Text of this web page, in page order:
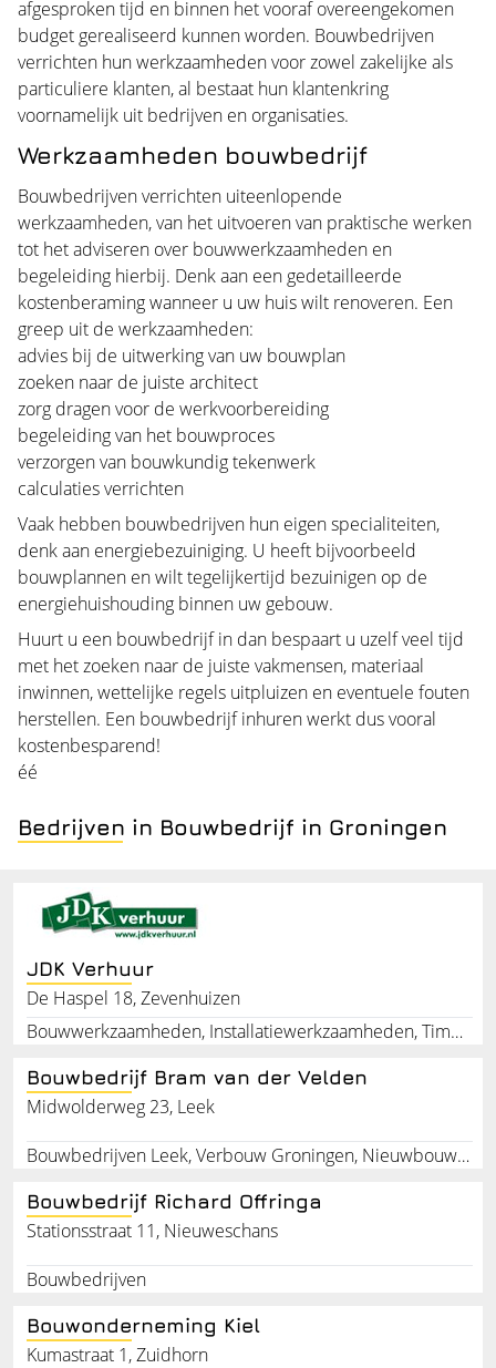
afgesproken tijd en binnen het vooraf overeengekomen
budget gerealiseerd kunnen worden. Bouwbedrijven
verrichten hun werkzaamheden voor zowel zakelijke als
particuliere klanten, al bestaat hun klantenkring
voornamelijk uit bedrijven en organisaties.
Werkzaamheden bouwbedrijf
Bouwbedrijven verrichten uiteenlopende
werkzaamheden, van het uitvoeren van praktische werken
tot het adviseren over bouwwerkzaamheden en
begeleiding hierbij. Denk aan een gedetailleerde
kostenberaming wanneer u uw huis wilt renoveren. Een
greep uit de werkzaamheden:
advies bij de uitwerking van uw bouwplan
zoeken naar de juiste architect
zorg dragen voor de werkvoorbereiding
begeleiding van het bouwproces
verzorgen van bouwkundig tekenwerk
calculaties verrichten
Vaak hebben bouwbedrijven hun eigen specialiteiten,
denk aan energiebezuiniging. U heeft bijvoorbeeld
bouwplannen en wilt tegelijkertijd bezuinigen op de
energiehuishouding binnen uw gebouw.
Huurt u een bouwbedrijf in dan bespaart u uzelf veel tijd
met het zoeken naar de juiste vakmensen, materiaal
inwinnen, wettelijke regels uitpluizen en eventuele fouten
herstellen. Een bouwbedrijf inhuren werkt dus vooral
kostenbesparend!
éé
Bedrijven in Bouwbedrijf in Groningen
JDK Verhuur
De Haspel 18, Zevenhuizen
Bouwwerkzaamheden, Installatiewerkzaamheden, Timmerwerkzaamheden, Dienstverlening voor de horeca, Portier, Barman, Kleinschalige elektra werkzaamheden, Cateringwerkzaamheden, Installateur
Bouwbedrijf Bram van der Velden
Midwolderweg 23, Leek
Bouwbedrijven Leek, Verbouw Groningen, Nieuwbouw, Renovatie, Restauratiewerken, Houtrot, Reparatie, Kozijnen, Trappen, Deuren
Bouwbedrijf Richard Offringa
Stationsstraat 11, Nieuweschans
Bouwbedrijven
Bouwonderneming Kiel
Kumastraat 1, Zuidhorn